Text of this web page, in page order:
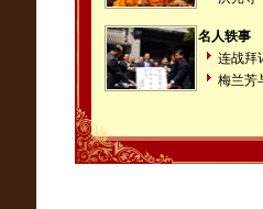
名人轶事
连战拜
梅兰芳